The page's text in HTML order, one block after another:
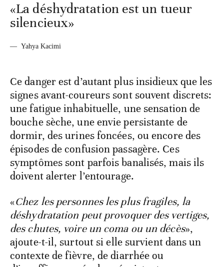
«La déshydratation est un tueur
silencieux»
— Yahya Kacimi
Ce danger est d’autant plus insidieux que les
signes avant-coureurs sont souvent discrets:
une fatigue inhabituelle, une sensation de
bouche sèche, une envie persistante de
dormir, des urines foncées, ou encore des
épisodes de confusion passagère. Ces
symptômes sont parfois banalisés, mais ils
doivent alerter l’entourage.
«Chez les personnes les plus fragiles, la
déshydratation peut provoquer des vertiges,
des chutes, voire un coma ou un décès»,
ajoute-t-il, surtout si elle survient dans un
contexte de fièvre, de diarrhée ou